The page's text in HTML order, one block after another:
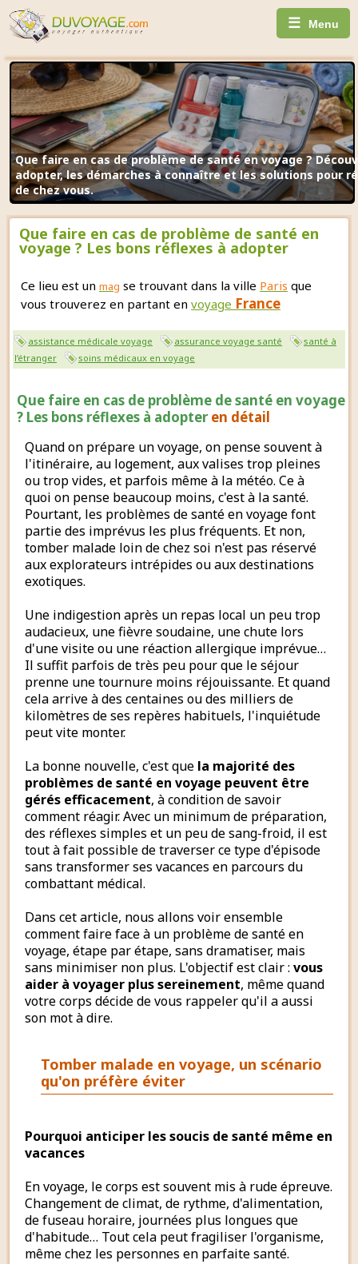
☰ Menu
Que faire en cas de problème de santé en voyage ?
adopter, les démarches à connaître et les solutions pour
de chez vous.
Que faire en cas de problème de santé en
voyage ? Les bons réflexes à adopter
Ce lieu est un mag se trouvant dans la ville Paris que
vous trouverez en partant en voyage France
assistance médicale voyage assurance voyage santé
santé à
l’étranger
soins médicaux en voyage
Que faire en cas de problème de santé en voyage
? Les bons réflexes à adopteren détail
Quand on prépare un voyage, on pense souvent à
l'itinéraire, au logement, aux valises trop pleines
ou trop vides, et parfois même à la météo. Ce à
quoi on pense beaucoup moins, c'est à la santé.
Pourtant, les problèmes de santé en voyage font
partie des imprévus les plus fréquents. Et non,
tomber malade loin de chez soi n'est pas réservé
aux explorateurs intrépides ou aux destinations
exotiques.
Une indigestion après un repas local un peu trop
audacieux, une fièvre soudaine, une chute lors
d'une visite ou une réaction allergique imprévue…
Il suffit parfois de très peu pour que le séjour
prenne une tournure moins réjouissante. Et quand
cela arrive à des centaines ou des milliers de
kilomètres de ses repères habituels, l'inquiétude
peut vite monter.
La bonne nouvelle, c'est que la majorité des
problèmes de santé en voyage peuvent être
gérés efficacement, à condition de savoir
comment réagir. Avec un minimum de préparation,
des réflexes simples et un peu de sang-froid, il est
tout à fait possible de traverser ce type d'épisode
sans transformer ses vacances en parcours du
combattant médical.
Dans cet article, nous allons voir ensemble
comment faire face à un problème de santé en
voyage, étape par étape, sans dramatiser, mais
sans minimiser non plus. L'objectif est clair : vous
aider à voyager plus sereinement, même quand
votre corps décide de vous rappeler qu'il a aussi
son mot à dire.
Tomber malade en voyage, un scénario
qu'on préfère éviter
Pourquoi anticiper les soucis de santé même en
vacances
En voyage, le corps est souvent mis à rude épreuve.
Changement de climat, de rythme, d'alimentation,
de fuseau horaire, journées plus longues que
d'habitude… Tout cela peut fragiliser l'organisme,
même chez les personnes en parfaite santé.